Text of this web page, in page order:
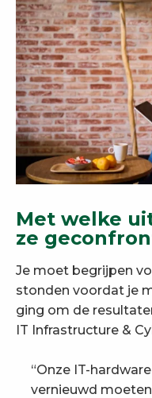
Met welke
ze
Je moet begrijpen
stonden voordat je
ging om de
IT Infrastructure &
“Onze IT-
vernieuwd